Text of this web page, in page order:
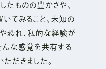
たものの豊かさや、
てみること、未知の
恐れ、私的な経験が
んな感覚を共有する
だきました。